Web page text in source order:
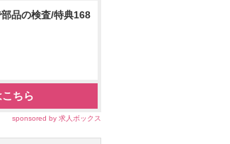
品の検査/特典168
ちら
sponsored by 求人ボックス